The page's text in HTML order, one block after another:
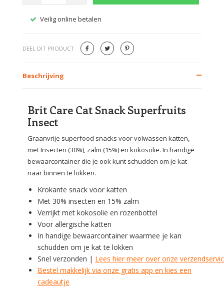
Veilig online betalen
DEEL DIT PRODUCT
Beschrijving
Brit Care Cat Snack Superfruits
Insect
Graanvrije superfood snacks voor volwassen katten,
met Insecten (30%), zalm (15%) en kokosolie. In handige
bewaarcontainer die je ook kunt schudden om je kat
naar binnen te lokken.
Krokante snack voor katten
Met 30% insecten en 15% zalm
Verrijkt met kokosolie en rozenbottel
Voor allergische katten
In handige bewaarcontainer waarmee je kan
schudden om je kat te lokken
Snel verzonden | Lees hier meer over onze
Bestel makkelijk via onze gratis app en kies een
cadeautje